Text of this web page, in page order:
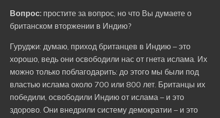
Вопрос: простите за вопрос, но что Вы думаете о
британском вторжении в Индию?
Гуруджи: думаю, приход британцев в Индию – это
хорошо, ведь они освободили нас от гнета ислама. Их
можно только поблагодарить: до этого мы были под
властью ислама около 700 или 800 лет. Британцы их
победили, освободили Индию от ислама – и это
здорово. Они внедрили систему демократии – и это